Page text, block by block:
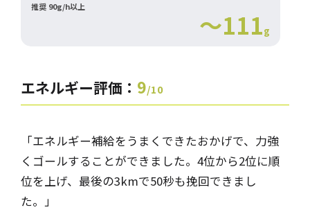
推奨 90g/h以上
～111g
エネルギー評価： 9/10
「エネルギー補給をうまくできたおかげで、力強
くゴールすることができました。4位から2位に順
位を上げ、最後の3kmで50秒も挽回できまし
た。」